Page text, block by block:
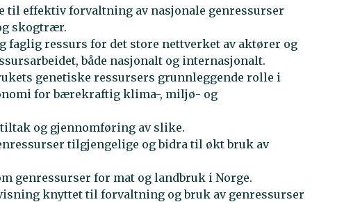
til effektiv forvaltning av nasjonale genressurser
skogtrær.
faglig ressurs for det store nettverket av aktører og
både nasjonalt og internasjonalt.
genetiske ressursers grunnleggende rolle i
for bærekraftig klima-, miljø- og
og gjennomføring av slike.
tilgjengelige og bidra til økt bruk av
genressurser for mat og landbruk i Norge.
knyttet til forvaltning og bruk av genressurser